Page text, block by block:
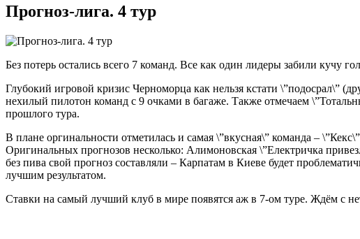
Прогноз-лига. 4 тур
Без потерь остались всего 7 команд. Все как один лидеры забили кучу
Глубокий игровой кризис Черноморца как нельзя кстати \”подосрал\”
нехилый пилотон команд с 9 очками в багаже. Также отмечаем
прошлого тура.
В плане оргинальности отметилась и самая \”вкусная\” команда –
Оригинальных прогнозов несколько: Алимоновская \”Електричка
без пива свой прогноз составляли – Карпатам в Киеве будет
лучшим результатом.
Ставки на самый лучший клуб в мире появятся аж в 7-ом туре. Ждём с